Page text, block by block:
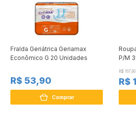
Fralda Geriátrica Geriamax
Econômico G 20 Unidades
R$ 53,90
Comprar
P/M
R$ 167,90
R$